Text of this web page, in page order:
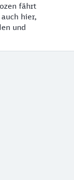
fährt
hier,
und